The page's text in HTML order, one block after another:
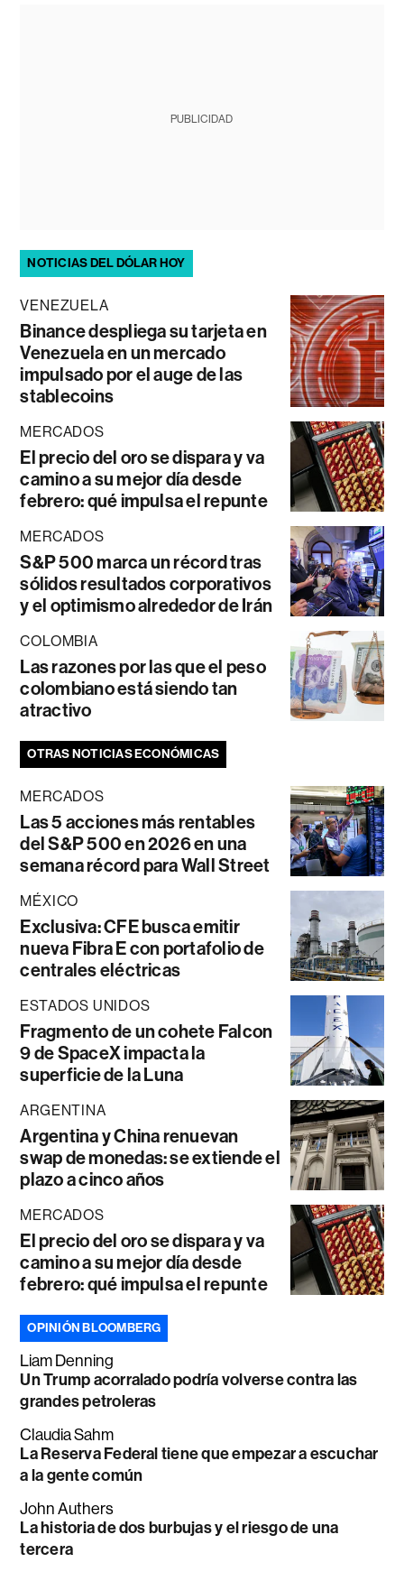
PUBLICIDAD
NOTICIAS DEL DÓLAR HOY
VENEZUELA
Binance despliega su tarjeta en
Venezuela en un mercado
impulsado por el auge de las
stablecoins
MERCADOS
El precio del oro se dispara y va
camino a su mejor día desde
febrero: qué impulsa el repunte
MERCADOS
S&P 500 marca un récord tras
sólidos resultados corporativos
y el optimismo alrededor de Irán
COLOMBIA
Las razones por las que el peso
colombiano está siendo tan
atractivo
OTRAS NOTICIAS ECONÓMICAS
MERCADOS
Las 5 acciones más rentables
del S&P 500 en 2026 en una
semana récord para Wall Street
MÉXICO
Exclusiva: CFE busca emitir
nueva Fibra E con portafolio de
centrales eléctricas
ESTADOS UNIDOS
Fragmento de un cohete Falcon
9 de SpaceX impacta la
superficie de la Luna
ARGENTINA
Argentina y China renuevan
swap de monedas: se extiende el
plazo a cinco años
MERCADOS
El precio del oro se dispara y va
camino a su mejor día desde
febrero: qué impulsa el repunte
OPINIÓN BLOOMBERG
Liam Denning
Un Trump acorralado podría volverse contra las
grandes petroleras
Claudia Sahm
La Reserva Federal tiene que empezar a escuchar
a la gente común
John Authers
La historia de dos burbujas y el riesgo de una
tercera